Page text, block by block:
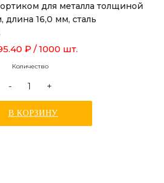
для металла толщиной
длина 16,0 мм, сталь
₽ / 1000 шт.
Количество
- +
В КОРЗИНУ